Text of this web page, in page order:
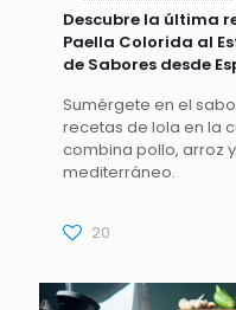
Descubre la última
Paella Colorida al
de Sabores desde
Sumérgete en el
recetas de lola en la
combina pollo, arroz
mediterráneo.
20